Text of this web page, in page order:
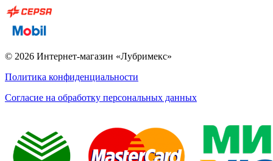
© 2026 Интернет-магазин «Лубримекс»
Политика конфиденциальности
Согласие на обработку персональных данных